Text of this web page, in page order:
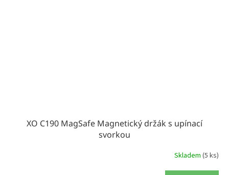
XO C190 MagSafe Magnetický držák s upínací
svorkou
Skladem (5 ks)